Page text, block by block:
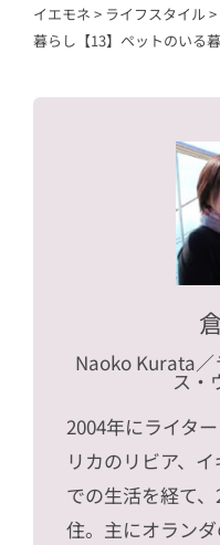
イエモネ > ライフスタイル>
暮らし【13】ペットのいる
Naoko Kurata
ス・
2004年にライタ
リカのリビア、
での生活を経て
住。主にオラン